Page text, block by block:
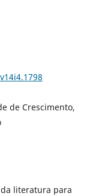
de Crescimento,
literatura para